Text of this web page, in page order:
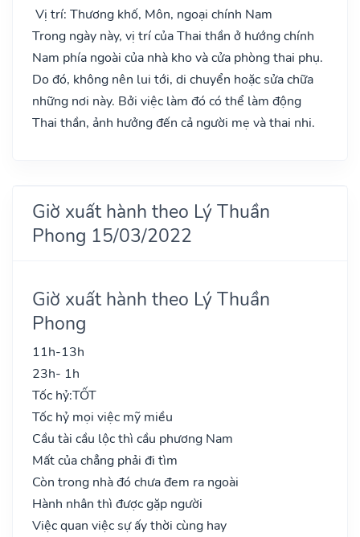
Vị trí: Thương khố, Môn, ngoại chính Nam
Trong ngày này, vị trí của Thai thần ở hướng chính
Nam phía ngoài của nhà kho và cửa phòng thai phụ.
Do đó, không nên lui tới, di chuyển hoặc sửa chữa
những nơi này. Bởi việc làm đó có thể làm động
Thai thần, ảnh hưởng đến cả người mẹ và thai nhi.
Giờ xuất hành theo Lý Thuần
Phong 15/03/2022
Giờ xuất hành theo Lý Thuần
Phong
11h-13h
23h- 1h
Tốc hỷ:TỐT
Tốc hỷ mọi việc mỹ miều
Cầu tài cầu lộc thì cầu phương Nam
Mất của chẳng phải đi tìm
Còn trong nhà đó chưa đem ra ngoài
Hành nhân thì được gặp người
Việc quan việc sự ấy thời cùng hay